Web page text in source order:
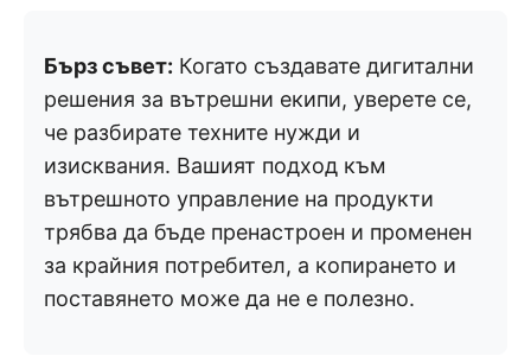
Бърз съвет: Когато създавате дигитални
решения за вътрешни екипи, уверете се,
че разбирате техните нужди и
изисквания. Вашият подход към
вътрешното управление на продукти
трябва да бъде пренастроен и променен
за крайния потребител, а копирането и
поставянето може да не е полезно.